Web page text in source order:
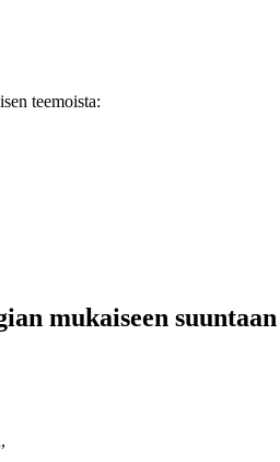
teemoista:
mukaiseen suuntaan